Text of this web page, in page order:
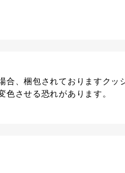
合、梱包されておりますクッ
色させる恐れがあります。